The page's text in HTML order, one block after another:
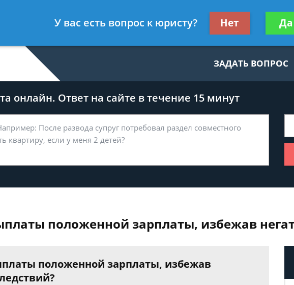
Юрист по гражданскому праву
Получите
ЗАДАТЬ ВОПРОС
онлайн. Ответ на сайте в течение 15 минут
положенной зарплаты, избежав
положенной зарплаты, избежав
У вас есть вопрос к юристу? Нет Да